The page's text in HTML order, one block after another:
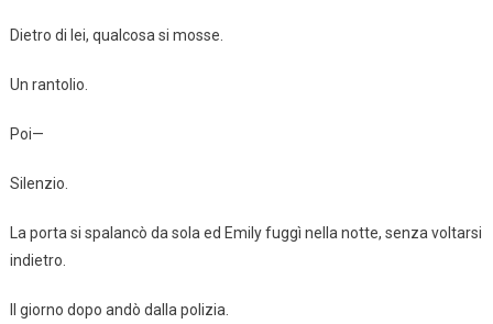
Dietro di lei, qualcosa si mosse.
Un rantolio.
Poi—
Silenzio.
La porta si spalancò da sola ed Emily fuggì nella notte, senza voltarsi
indietro.
Il giorno dopo andò dalla polizia.